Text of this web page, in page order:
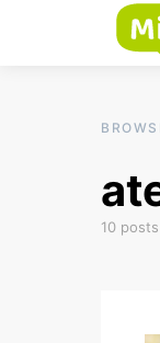
10 posts